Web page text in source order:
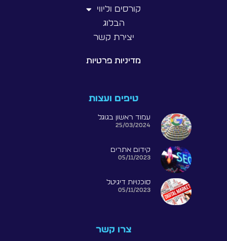
קורסים וליווי
הבלוג
יצירת קשר
מדיניות פרטיות
טיפים ועצות
עמוד ראשון בגוגל
25/03/2024
קידום אתרים
05/11/2023
סוכנויות דיגיטל
05/11/2023
צרו קשר